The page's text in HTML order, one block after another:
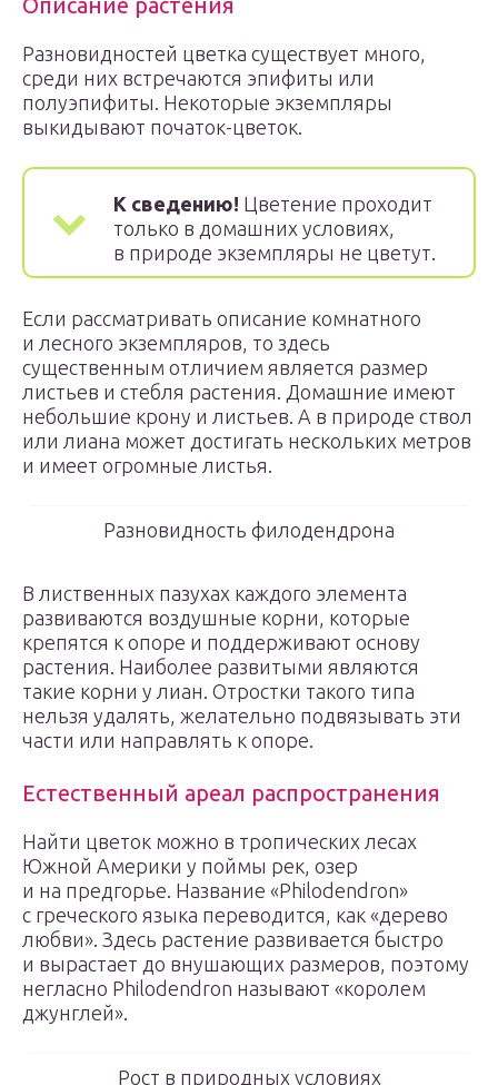
Разновидностей цветка существует много,
среди них встречаются эпифиты или
полуэпифиты. Некоторые экземпляры
выкидывают початок-цветок.
К сведению! Цветение проходит
только в домашних условиях,
в природе экземпляры не цветут.
Если рассматривать описание комнатного
и лесного экземпляров, то здесь
существенным отличием является размер
листьев и стебля растения. Домашние имеют
небольшие крону и листьев. А в природе ствол
или лиана может достигать нескольких метров
и имеет огромные листья.
Разновидность филодендрона
В лиственных пазухах каждого элемента
развиваются воздушные корни, которые
крепятся к опоре и поддерживают основу
растения. Наиболее развитыми являются
такие корни у лиан. Отростки такого типа
нельзя удалять, желательно подвязывать эти
части или направлять к опоре.
Естественный ареал распространения
Найти цветок можно в тропических лесах
Южной Америки у поймы рек, озер
и на предгорье. Название «Philodendron»
с греческого языка переводится, как «дерево
любви». Здесь растение развивается быстро
и вырастает до внушающих размеров, поэтому
негласно Philodendron называют «королем
джунглей».
Рост в природных условиях